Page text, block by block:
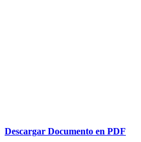
Descargar Documento en PDF